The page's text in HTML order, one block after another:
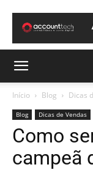
Início Blog Dicas
Blog Dicas de Vendas
Como
campeã